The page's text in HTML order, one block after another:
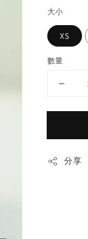
大小
XS
數量
分享